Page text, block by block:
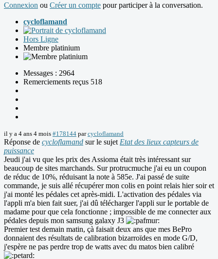
Connexion ou Créer un compte pour participer à la conversation.
cycloflamand
Hors Ligne
Membre platinium
Messages : 2964
Remerciements reçus 518
il y a 4 ans 4 mois #178144 parcycloflamand
Réponse de cycloflamand sur le sujet Etat des lieux capteurs de
puissance
Jeudi j'ai vu que les prix des Assioma était très intéressant sur
beaucoup de sites marchands. Sur protrucmuche j'ai eu un coupon
de réduc de 10%, réduisant la note à 585e. J'ai passé de suite
commande, je suis allé récupérer mon colis en point relais hier soir et
j'ai monté les pédales cet après-midi. L'activation des pédales via
l'appli m'a bien fait suer, j'ai dû télécharger l'appli sur le portable de
madame pour que cela fonctionne ; impossible de me connecter aux
pédales depuis mon samsung galaxy J3
Premier test demain matin, çà faisait deux ans que mes BePro
donnaient des résultats de calibration bizarroïdes en mode G/D,
j'espère ne pas perdre trop de watts avec du matos bien calibré